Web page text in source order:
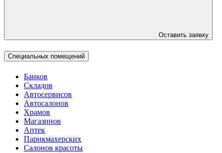
Оставить заявку
Специальных помещений
Банков
Складов
Автосервисов
Автосалонов
Храмов
Магазинов
Аптек
Парикмахерских
Салонов красоты